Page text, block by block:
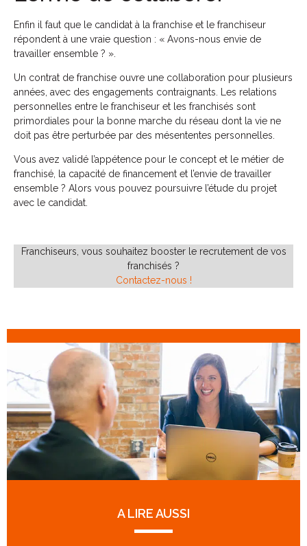
Enfin il faut que le candidat à la franchise et le franchiseur
répondent à une vraie question : « Avons-nous envie de
travailler ensemble ? ».
Un contrat de franchise ouvre une collaboration pour plusieurs
années, avec des engagements contraignants. Les relations
personnelles entre le franchiseur et les franchisés sont
primordiales pour la bonne marche du réseau dont la vie ne
doit pas être perturbée par des mésententes personnelles.
Vous avez validé l’appétence pour le concept et le métier de
franchisé, la capacité de financement et l’envie de travailler
ensemble ? Alors vous pouvez poursuivre l’étude du projet
avec le candidat.
Franchiseurs, vous souhaitez booster le recrutement de vos
franchisés ?
Contactez-nous !
A LIRE AUSSI